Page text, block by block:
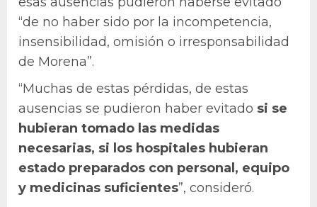
“de no haber sido por la incompetencia,
insensibilidad, omisión o irresponsabilidad
de Morena”.
“Muchas de estas pérdidas, de estas
ausencias se pudieron haber evitado si se
hubieran tomado las medidas
necesarias, si los hospitales hubieran
estado preparados con personal, equipo
y medicinas suficientes”, consideró.